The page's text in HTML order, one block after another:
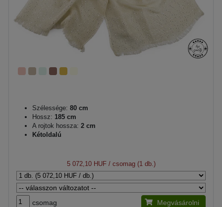
Szélessége: 80 cm
Hossz: 185 cm
A rojtok hossza: 2 cm
Kétoldalú
5 072,10 HUF/ csomag (1 db.)
csomag Megvásárolni